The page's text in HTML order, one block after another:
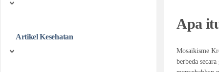
Artikel Kesehatan
Apa
Mosaikisme
berbeda